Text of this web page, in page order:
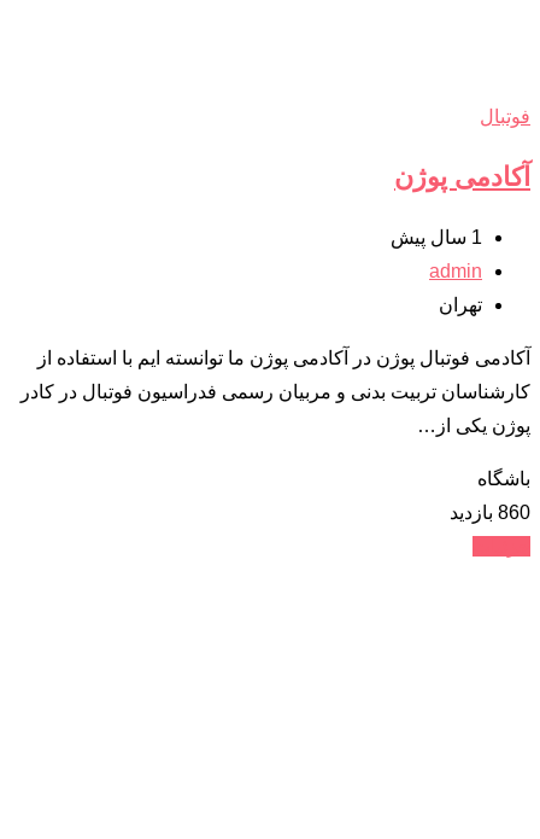
فوتبال
آکادمی پوژن
1 سال پیش
admin
تهران
آکادمی فوتبال پوژن در آکادمی پوژن ما توانسته ایم با استفاده از
کارشناسان تربیت بدنی و مربیان رسمی فدراسیون فوتبال در کادر
پوژن یکی از…
باشگاه
860 بازدید